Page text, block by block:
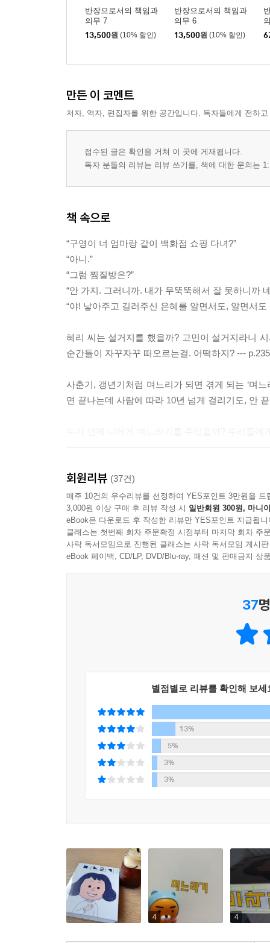
반장으로서의 책임과
의무 7
13,500원 (10% 할인)
반장으로서의 책임과
의무 6
13,500원 (10% 할인)
만든 이 코멘트
저자, 역자, 편집자를 위한 공간입니다. 독자들에게 전하
접수된 글은 확인을 거쳐 이 곳에 게재됩니다.
독자 분들의 리뷰는 리뷰 쓰기를, 책에 대한 문의는
책 속으로
“구영이 너 엄마랑 같이 백화점 쇼핑 다녀?”
“아니.”
“그럼 찜질방은?”
“안 가지. 그러니까. 내가 무뚝뚝해서 잘 못하니까
“야! 낳아주고 길러주신 은혜를 알면서도, 알면서
혜리 씨는 설거지를 했을까? 고민이 설거지라니
순간들이 자꾸자꾸 떠오르는걸. 어떡하지? --- p.235
사춘기, 갱년기처럼 며느리가 되면 겪게 되는 ‘며
면 끝나는데 사람에 따라 10년 넘게 걸리기도, 안
회원리뷰 (37건)
매주 10건의 우수리뷰를 선정하여 YES포인트 3만원을 드
3,000원 이상 구매 후 리뷰 작성 시 일반회원 300원, 마니
eBook은 다운로드 후 작성한 리뷰만 YES포인트 지급됩니
클래스는 첫번째 회차 주문확정 시점부터 마지막 회차 주
사락 독서모임으로 진행된 클래스는 사락 독서모임 게시
eBook 페이백, CD/LP, DVD/Blu-ray, 패션 및 판매금지 상
37
별점별로 리뷰를 확인해 보세
13%
5%
3%
3%
4 4